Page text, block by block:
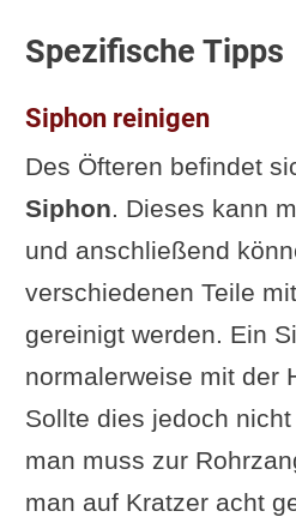
Spezifische Tipps
Siphon reinigen
Des Öfteren befindet
Siphon. Dieses kann
und anschließend
verschiedenen Teile
gereinigt werden. Ein
normalerweise mit der
Sollte dies jedoch
man muss zur
man auf Kratzer acht